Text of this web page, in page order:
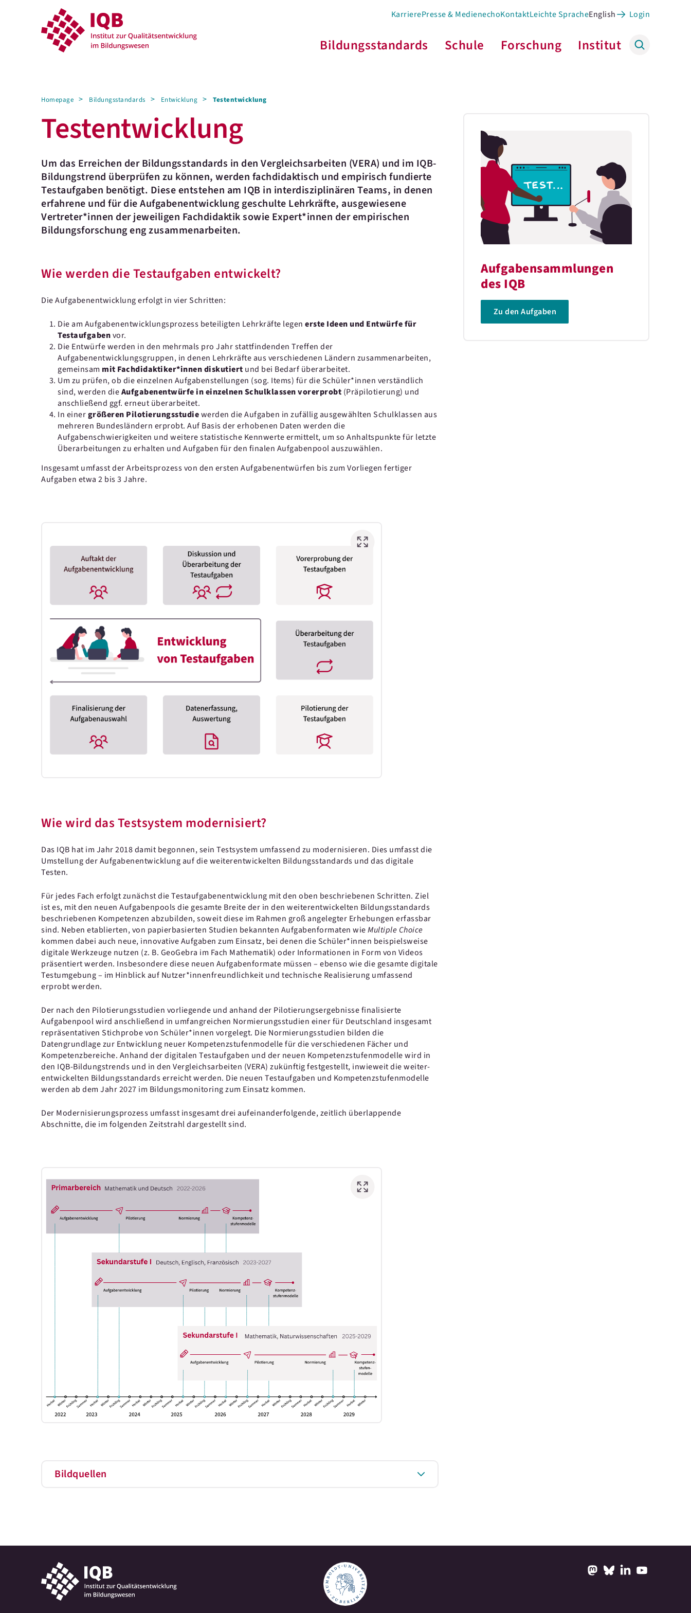
KarrierePresse & MedienechoKontaktLeichte SpracheEnglish Login
Bildungsstandards Schule Forschung Institut
Homepage Bildungsstandards Entwicklung Testentwicklung
Testentwicklung
Um das Erreichen der Bildungsstandards in den Vergleichsarbeiten (VERA) und im IQB-
Bildungstrend überprüfen zu können, werden fachdidaktisch und empirisch fundierte
Testaufgaben benötigt. Diese entstehen am IQB in interdisziplinären Teams, in denen
erfahrene und für die Aufgabenentwicklung geschulte Lehrkräfte, ausgewiesene
Vertreter*innen der jeweiligen Fachdidaktik sowie Expert*innen der empirischen
Bildungsforschung eng zusammenarbeiten.
Aufgabensammlungen
des IQB
Zu den Aufgaben
Wie werden die Testaufgaben entwickelt?
Die Aufgabenentwicklung erfolgt in vier Schritten:
Die am Aufgabenentwicklungsprozess beteiligten Lehrkräfte legen erste Ideen und Entwürfe für
Testaufgabenvor.
Die Entwürfe werden in den mehrmals pro Jahr stattfindenden Treffen der
Aufgabenentwicklungsgruppen, in denen Lehrkräfte aus verschiedenen Ländern zusammenarbeiten,
gemeinsam mit Fach­didaktiker*innen diskutiert und bei Bedarf überarbeitet.
Um zu prüfen, ob die einzelnen Aufgabenstellungen (sog. Items) für die Schüler*innen verständlich
sind, werden dieAufgabenentwürfe in einzelnen Schulklassen vorerprobt (Präpilotierung) und
anschließend ggf. erneut überarbeitet.
In einergrößeren Pilotierungsstudiewerden die Aufgaben in zufällig ausgewählten Schulklassen aus
mehreren Bundesländern erprobt. Auf Basis der erhobenen Daten werden die
Aufgabenschwierigkeiten und weitere statistische Kennwerte ermittelt, um so Anhaltspunkte für letzte
Überarbeitungen zu erhalten und Aufgaben für den finalen Aufgabenpool auszuwählen.
Insgesamt umfasst der Arbeitsprozess von den ersten Aufgabenentwürfen bis zum Vorliegen fertiger
Aufgaben etwa 2 bis 3 Jahre.
Wie wird das Testsystem modernisiert?
Das IQB hat im Jahr 2018 damit begonnen, sein Testsystem umfassend zu modernisieren. Dies umfasst die
Umstellung der Aufgabenentwicklung auf die weiterentwickelten Bildungsstandards und das digitale
Testen.
Für jedes Fach erfolgt zunächst die Testaufgabenentwicklung mit den oben beschriebenen Schritten. Ziel
ist es, mit den neuen Aufgabenpools die gesamte Breite der in den weiterentwickelten Bildungsstandards
beschriebenen Kompetenzen abzubilden, soweit diese im Rahmen groß angelegter Erhebungen erfassbar
sind. Neben etablierten, von papierbasierten Studien bekannten Aufgabenformaten wieMultiple Choice
kommen dabei auch neue, innovative Aufgaben zum Einsatz, bei denen die Schüler*innen beispielsweise
digitale Werkzeuge nutzen (z. B. GeoGebra im Fach Mathematik) oder Informationen in Form von Videos
präsentiert werden. Insbesondere diese neuen Aufgabenformate müssen – ebenso wie die gesamte digitale
Testumgebung – im Hinblick auf Nutzer*innenfreundlichkeit und technische Realisierung umfassend
erprobt werden.
Der nach den Pilotierungsstudien vorliegende und anhand der Pilotierungsergebnisse finalisierte
Aufgabenpool wird anschließend in umfangreichen Normierungsstudien einer für Deutschland insgesamt
repräsentativen Stichprobe von Schüler*innen vorgelegt. Die Normierungsstudien bilden die
Datengrundlage zur Entwicklung neuer Kompetenzstufenmodelle für die verschiedenen Fächer und
Kompetenzbereiche. Anhand der digitalen Testaufgaben und der neuen Kompetenzstufenmodelle wird in
den IQB-Bildungstrends und in den Vergleichsarbeiten (VERA) zukünftig festgestellt, inwieweit die weiter­
entwickelten Bildungsstandards erreicht werden. Die neuen Testaufgaben und Kompetenzstufenmodelle
werden ab dem Jahr 2027 im Bildungsmonitoring zum Einsatz kommen.
Der Modernisierungsprozess umfasst insgesamt drei aufeinanderfolgende, zeitlich überlappende
Abschnitte, die im folgenden Zeitstrahl dargestellt sind.
Bildquellen